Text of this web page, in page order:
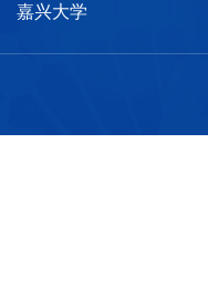
嘉兴大学